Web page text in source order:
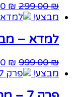
299.00₪
₪
מבצע!
למדא –
999.00₪
₪
מבצע!